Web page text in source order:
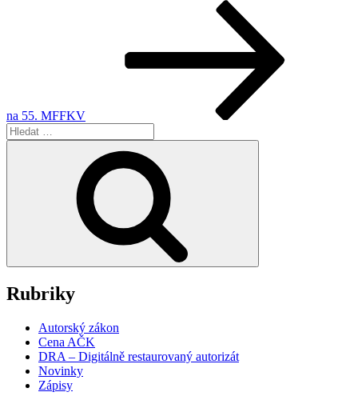
na 55. MFFKV
Hledat:
Rubriky
Autorský zákon
Cena AČK
DRA – Digitálně restaurovaný autorizát
Novinky
Zápisy